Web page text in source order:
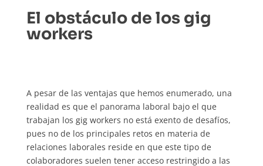
El obstáculo de los gig
workers
A pesar de las ventajas que hemos enumerado, una
realidad es que el panorama laboral bajo el que
trabajan los gig workers no está exento de desafíos,
pues no de los principales retos en materia de
relaciones laborales reside en que este tipo de
colaboradores suelen tener acceso restringido a las